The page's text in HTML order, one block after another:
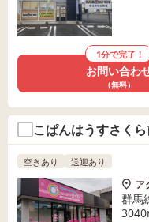
1分で完了！
お問い合わ
（無料）
こぱんはうすさく
空きあり 送迎あり
ア
群馬